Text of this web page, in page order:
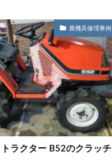
農機具修理事例
トラクター B52のクラッチ